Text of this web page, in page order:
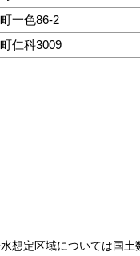
一色86-2
仁科3009
想定区域については国土